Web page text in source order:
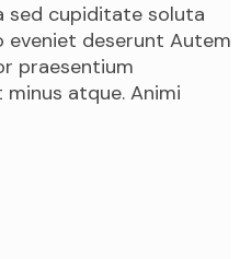
sed cupiditate soluta
eveniet deserunt Autem
praesentium
atque. Animi